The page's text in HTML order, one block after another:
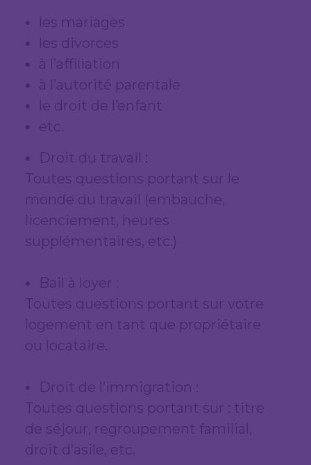
les mariages
les divorces
à l’affiliation
à l’autorité parentale
le droit de l’enfant
etc.
Droit du travail :
Toutes questions portant sur le
monde du travail (embauche,
licenciement, heures
supplémentaires, etc.)
Bail à loyer :
Toutes questions portant sur votre
logement en tant que propriétaire
ou locataire.
Droit de l’immigration :
Toutes questions portant sur : titre
de séjour, regroupement familial,
droit d’asile, etc.